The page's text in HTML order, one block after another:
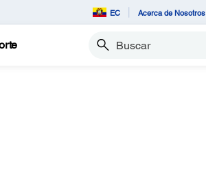
EC Acerca de Nosotros
Buscar